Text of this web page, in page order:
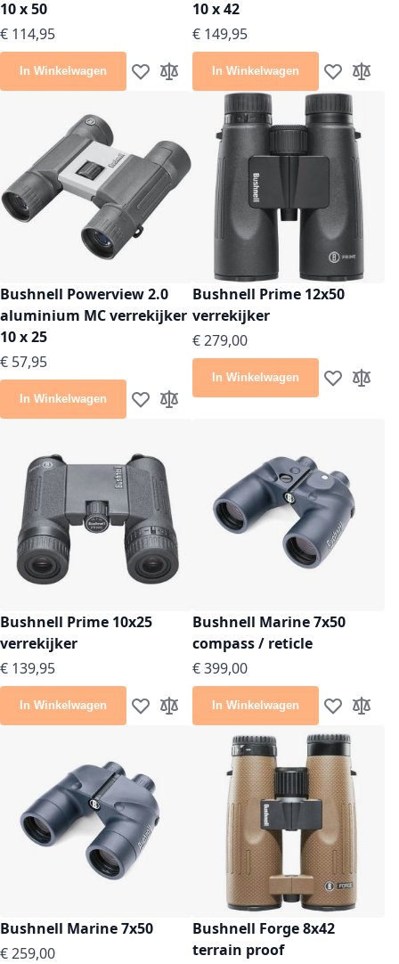
10 x 50
€ 114,95
In Winkelwagen Voeg toe aan verlanglijst
Toevoegen om te vergelijken
10 x 42
€ 149,95
In Winkelwagen Voeg toe
Bushnell Powerview 2.0
aluminium MC verrekijker
10 x 25
€ 57,95
In Winkelwagen Voeg toe aan verlanglijst
Toevoegen om te vergelijken
Bushnell Prime 12x50
verrekijker
€ 279,00
In Winkelwagen Voeg toe
Bushnell Prime 10x25
verrekijker
€ 139,95
In Winkelwagen Voeg toe aan verlanglijst
Toevoegen om te vergelijken
Bushnell Marine 7x50
compass / reticle
€ 399,00
In Winkelwagen Voeg toe
Bushnell Marine 7x50
€ 259,00
Bushnell Forge 8x42
terrain proof